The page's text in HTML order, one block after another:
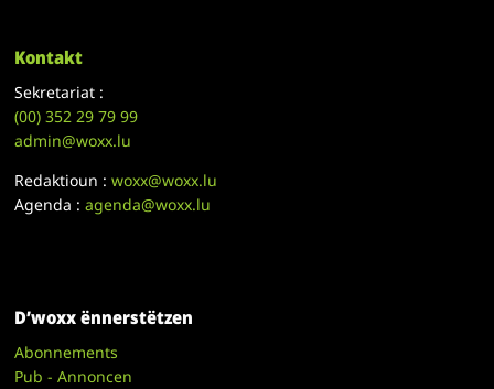
Kontakt
Sekretariat :
(00)352 29 79 99
admin@woxx.lu
Redaktioun :woxx@woxx.lu
Agenda :agenda@woxx.lu
D’woxx ënnerstëtzen
Abonnements
Pub - Annoncen